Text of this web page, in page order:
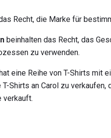
Recht, die Marke für
beinhalten das Recht, das
zu verwenden.
eine Reihe von T-Shirts mit
Shirts an Carol zu
verkauft.